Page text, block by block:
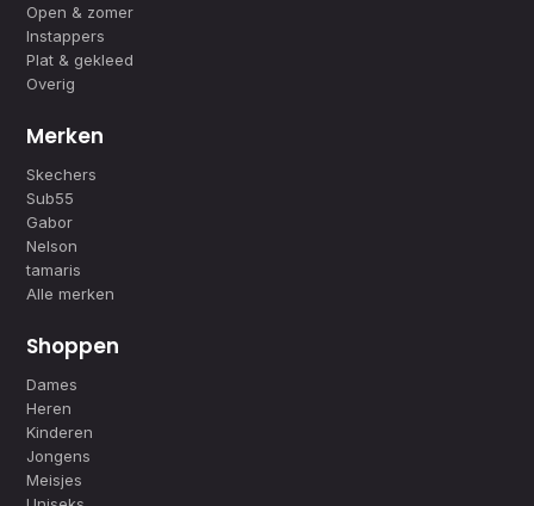
Open & zomer
Instappers
Plat & gekleed
Overig
Merken
Skechers
Sub55
Gabor
Nelson
tamaris
Alle merken
Shoppen
Dames
Heren
Kinderen
Jongens
Meisjes